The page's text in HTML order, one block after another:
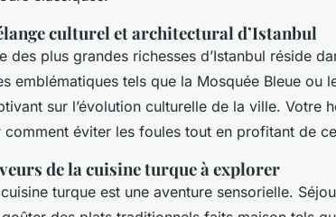
culturel et architectural d’Istanbul
des plus grandes richesses d’Istanbul réside
emblématiques tels que la Mosquée Bleue ou
sur l’évolution culturelle de la ville. Votre
comment éviter les foules tout en profitant de
de la cuisine turque à explorer
turque est une aventure sensorielle.